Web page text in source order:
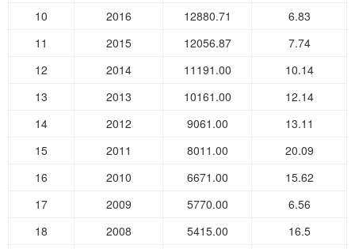
10
2016 12880.71
6.83
11
2015 12056.87
7.74
12
2014 11191.00
10.14
13
2013 10161.00
12.14
14
2012 9061.00
13.11
15
2011 8011.00
20.09
16
2010 6671.00
15.62
17
2009 5770.00
6.56
18
2008 5415.00
16.5